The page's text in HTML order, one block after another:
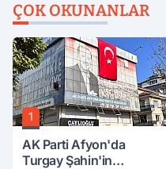
ÇOK OKUNANLAR
1
AK Parti Afyon'da
Turgay Şahin'in